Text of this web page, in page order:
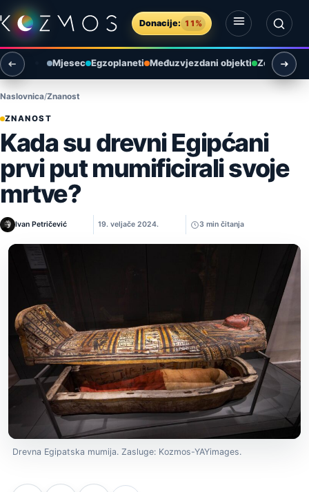
Preskoči na sadržaj
Donacije: 11%
Otvori izbornik
Otvori pretragu
Mjesec Egzoplaneti Međuzvjezdani objekti Zemlja i
Naslovnica Znanost
ZNANOST
Kada su drevni Egipćani
prvi put mumificirali svoje
mrtve?
Ivan Petričević 19. veljače 2024. 3 min čitanja
Drevna Egipatska mumija. Zasluge: Kozmos-YAYimages.